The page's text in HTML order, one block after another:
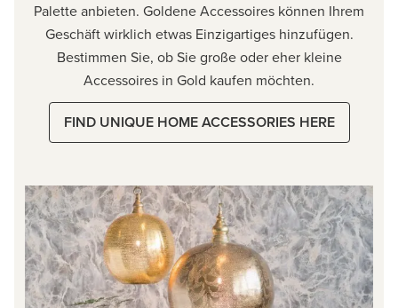
Palette anbieten. Goldene Accessoires können Ihrem
Geschäft wirklich etwas Einzigartiges hinzufügen.
Bestimmen Sie, ob Sie große oder eher kleine
Accessoires in Gold kaufen möchten.
FIND UNIQUE HOME ACCESSORIES HERE